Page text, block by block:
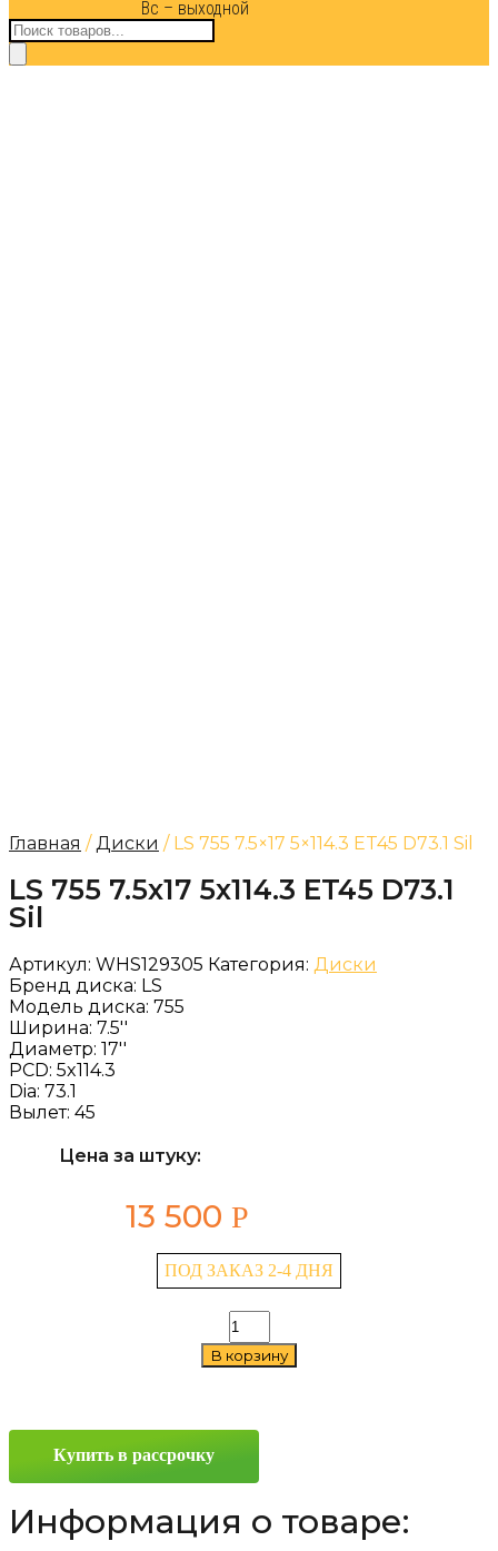
Вс – выходной
Поиск
товаров
Главная /Диски / LS 755 7.5×17 5×114.3 ET45 D73.1 Sil
LS 755 7.5x17 5x114.3 ET45 D73.1
Sil
Артикул: WHS129305 Категория: Диски
Бренд диска: LS
Модель диска: 755
Ширина: 7.5''
Диаметр: 17''
PCD: 5x114.3
Dia: 73.1
Вылет: 45
Цена за штуку:
13 500 Р
ПОД ЗАКАЗ 2-4 ДНЯ
Количество
товара
LS
ET45
Sil
В корзину
Купить в рассрочку
Информация о товаре: